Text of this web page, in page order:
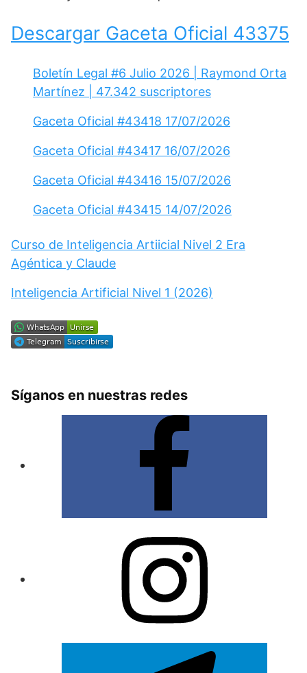
Descargar Gaceta Oficial 43375
Boletín Legal #6 Julio 2026 | Raymond Orta
Martínez | 47.342 suscriptores
Gaceta Oficial #43418 17/07/2026
Gaceta Oficial #43417 16/07/2026
Gaceta Oficial #43416 15/07/2026
Gaceta Oficial #43415 14/07/2026
Curso de Inteligencia Artiicial Nivel 2 Era
Agéntica y Claude
Inteligencia Artificial Nivel 1 (2026)
Síganos en nuestras redes